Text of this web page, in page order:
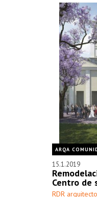
ARQA
15.1.2019
Centro de
RDR